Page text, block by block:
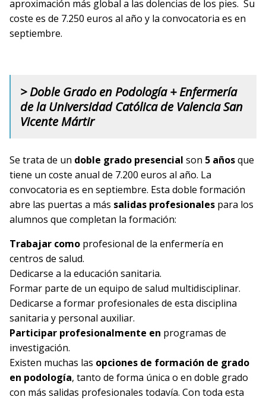
aproximación más global a las dolencias de los pies. Su
coste es de 7.250 euros al año y la convocatoria es en
septiembre.
> Doble Grado en Podología + Enfermería
de la Universidad Católica de Valencia San
Vicente Mártir
Se trata de un doble grado presencial son 5 añosque
tiene un coste anual de 7.200 euros al año. La
convocatoria es en septiembre. Esta doble formación
abre las puertas a más salidas profesionales para los
alumnos que completan la formación:
Trabajar como profesional de la enfermería en
centros de salud.
Dedicarse a la educación sanitaria.
Formar parte de un equipo de salud multidisciplinar.
Dedicarse a formar profesionales de esta disciplina
sanitaria y personal auxiliar.
Participar profesionalmente en programas de
investigación.
Existen muchas las opciones de formación de grado
en podología, tanto de forma única o en doble grado
con más salidas profesionales todavía. Con toda esta